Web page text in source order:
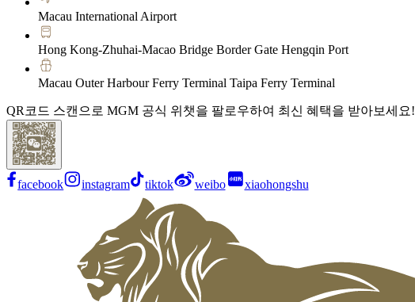
Macau International Airport
Hong Kong-Zhuhai-Macao Bridge Border Gate Hengqin Port
Macau Outer Harbour Ferry Terminal Taipa Ferry Terminal
QR코드 스캔으로 MGM 공식 위챗을 팔로우하여 최신 혜택을 받아보세요!
facebook instagram tiktok weibo xiaohongshu